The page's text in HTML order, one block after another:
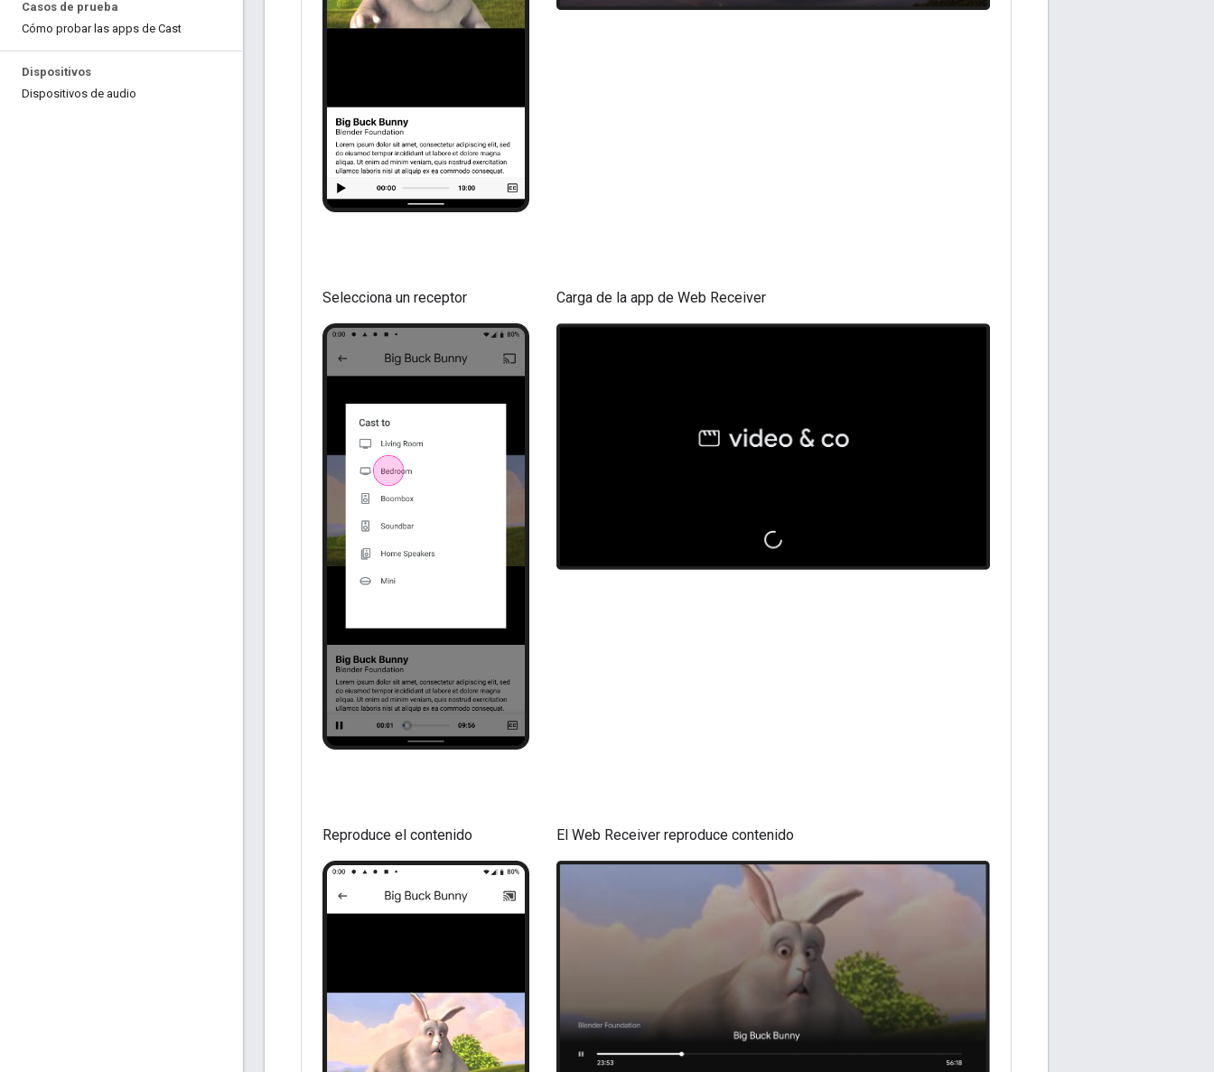
Casos de prueba
Cómo probar las apps de Cast
Dispositivos
Dispositivos de audio
Selecciona un receptor Carga de la app de Web Receiver
Reproduce el contenido El Web Receiver reproduce contenido